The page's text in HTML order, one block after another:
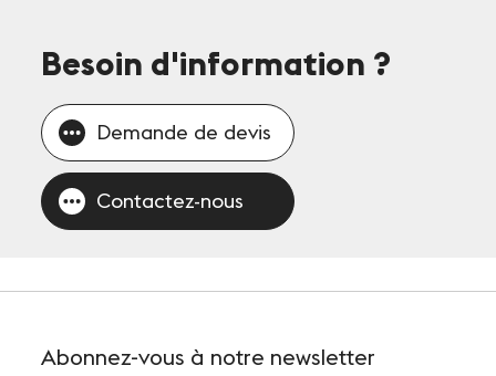
Besoin d'information ?
Demande de devis
Contactez-nous
Abonnez-vous à notre newsletter